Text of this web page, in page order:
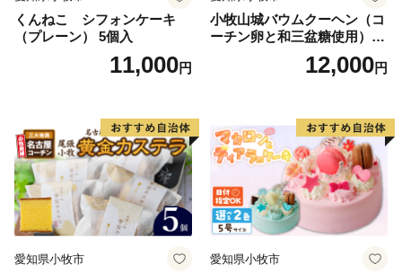
京都府には、国宝・重要文化財をはじめとした優れた文
化財が数多く残されています。
のできない財産であり、未来へと大切に守り伝えていか
文化財指定を受けた文化財には補助制度がありますが、
京都にはまだまだ貴重な文化財が数多く残されており、
本来であれば国の指定・登録文化財となるべき文化財
が、指定等を待つ間にも劣化し、災害等の危機に晒され
ています。
そこで京都府では、いわゆる「ふるさと納税」を活用
し、文化財にその使途を限定する「文化財を守り伝える
くんねこ シフォンケーキ
（プレーン） 5個入
11,000円
小牧山城バウムクーヘン（コ
ーチン卵と和三盆糖使用）
名古屋コーチン バームクー
ヘン 和三盆 小牧銘菓 バウム
12,000円
愛知県小牧市 愛知県小牧市